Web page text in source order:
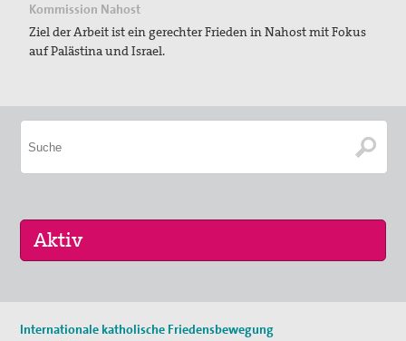
Kommission Nahost
Ziel der Arbeit ist ein gerechter Frieden in Nahost mit Fokus
auf Palästina und Israel.
Sommerferien-Friedensliedersingen
Internationale katholische Friedensbewegung